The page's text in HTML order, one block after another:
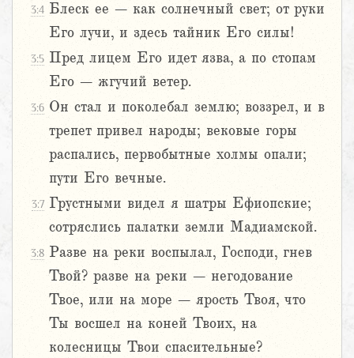
3:4 Блеск ее – как солнечный свет; от руки
Его лучи, и здесь тайник Его силы!
3:5 Пред лицем Его идет язва, а по стопам
Его – жгучий ветер.
3:6 Он стал и поколебал землю; воззрел, и в
трепет привел народы; вековые горы
распались, первобытные холмы опали;
пути Его вечные.
3:7 Грустными видел я шатры Ефиопские;
сотряслись палатки земли Мадиамской.
3:8 Разве на реки воспылал, Господи, гнев
Твой? разве на реки – негодование
Твое, или на море – ярость Твоя, что
Ты восшел на коней Твоих, на
колесницы Твои спасительные?